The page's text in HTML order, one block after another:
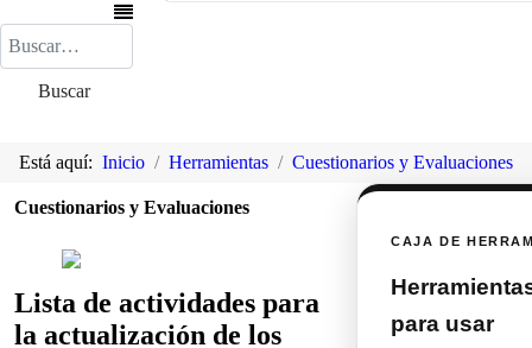
Buscar
Buscar
Está aquí: Inicio Herramientas Cuestionarios y Evaluaciones
Cuestionarios y Evaluaciones
Lista de actividades para
la actualización de los
CAJA DE
para usar